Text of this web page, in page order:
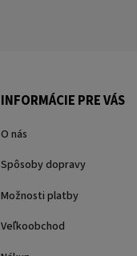
INFORMÁCIE PRE VÁS
O nás
Spôsoby dopravy
Možnosti platby
Veľkoobchod